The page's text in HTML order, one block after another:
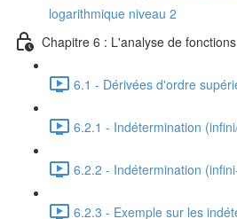
logarithmique niveau 2
Chapitre 6 : L'analyse de fonctions
6.1 - Dérivées d'ordre
6.2.1 - Indétermination
6.2.2 - Indétermination
6.2.3 - Exemple sur les